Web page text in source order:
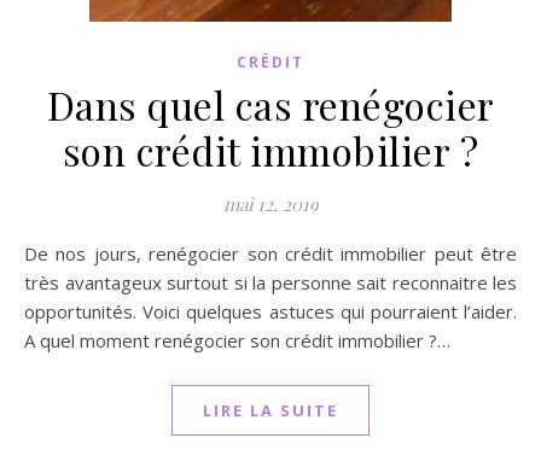
CRÉDIT
Dans quel cas renégocier
son crédit immobilier ?
mai 12, 2019
De nos jours, renégocier son crédit immobilier peut être
très avantageux surtout si la personne sait reconnaitre les
opportunités. Voici quelques astuces qui pourraient l’aider.
A quel moment renégocier son crédit immobilier ?…
LIRE LA SUITE